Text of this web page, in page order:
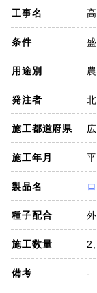
会社概要
お知らせ
採用情報
プライバシー
工事名
条件
用途別
発注者
施工都道府県
施工年月
製品名
種子配合
施工数量
備考 -